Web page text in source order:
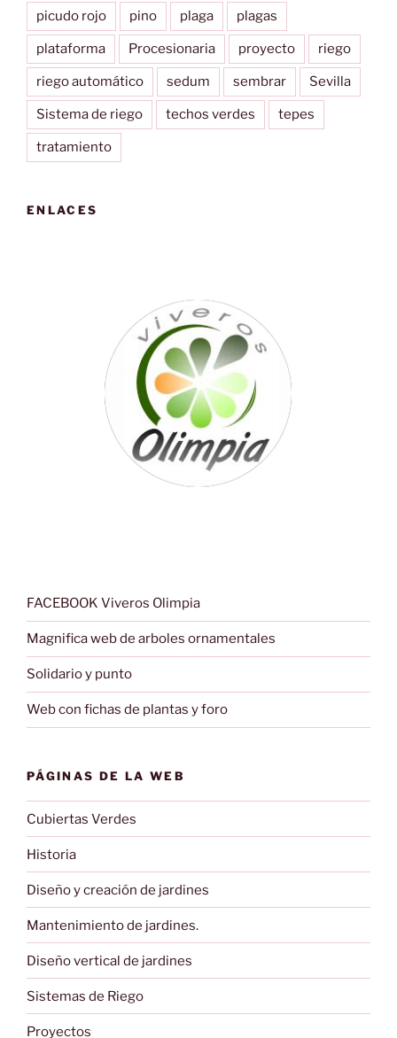
picudo rojo pino plaga plagas
plataforma Procesionaria proyecto riego
riego automático sedum sembrar Sevilla
Sistema de riego techos verdes tepes
tratamiento
ENLACES
FACEBOOK Viveros Olimpia
Magnifica web de arboles ornamentales
Solidario y punto
Web con fichas de plantas y foro
PÁGINAS DE LA WEB
Cubiertas Verdes
Historia
Diseño y creación de jardines
Mantenimiento de jardines.
Diseño vertical de jardines
Sistemas de Riego
Proyectos